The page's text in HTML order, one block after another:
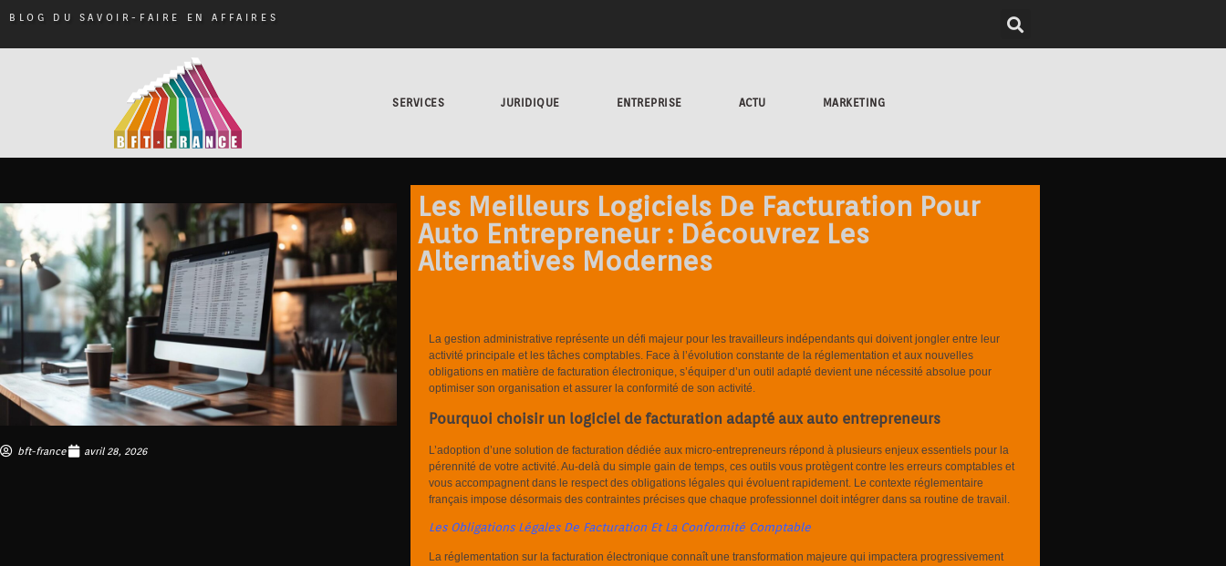
BLOG DU SAVOIR-FAIRE EN AFFAIRES
SERVICES JURIDIQUE ENTREPRISE ACTU MARKETING
bft-france avril 28, 2026
Les Meilleurs Logiciels De Facturation Pour
Auto Entrepreneur : Découvrez Les
Alternatives Modernes
La gestion administrative représente un défi majeur pour les travailleurs indépendants qui doivent jongler entre leur
activité principale et les tâches comptables. Face à l’évolution constante de la réglementation et aux nouvelles
obligations en matière de facturation électronique, s’équiper d’un outil adapté devient une nécessité absolue pour
optimiser son organisation et assurer la conformité de son activité.
Pourquoi choisir un logiciel de facturation adapté aux auto entrepreneurs
L’adoption d’une solution de facturation dédiée aux micro-entrepreneurs répond à plusieurs enjeux essentiels pour la
pérennité de votre activité. Au-delà du simple gain de temps, ces outils vous protègent contre les erreurs comptables et
vous accompagnent dans le respect des obligations légales qui évoluent rapidement. Le contexte réglementaire
français impose désormais des contraintes précises que chaque professionnel doit intégrer dans sa routine de travail.
Les Obligations Légales De Facturation Et La Conformité Comptable
La réglementation sur la facturation électronique connaît une transformation majeure qui impactera progressivement